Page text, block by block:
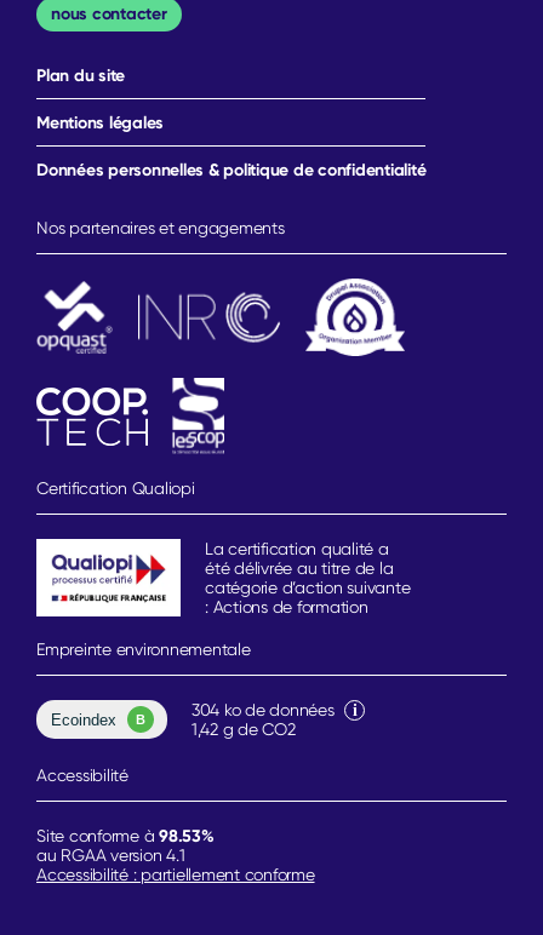
nous contacter
Plan du site
Mentions légales
Données personnelles & politique de confidentialité
Nos partenaires et engagements
Certification Qualiopi
La certification qualité a
été délivrée au titre de la
catégorie d’action suivante
: Actions de formation
Empreinte environnementale
304 ko de données
1,42 g de CO2
Accessibilité
Site conforme à98.53%
au RGAA version 4.1
Accessibilité : partiellement conforme